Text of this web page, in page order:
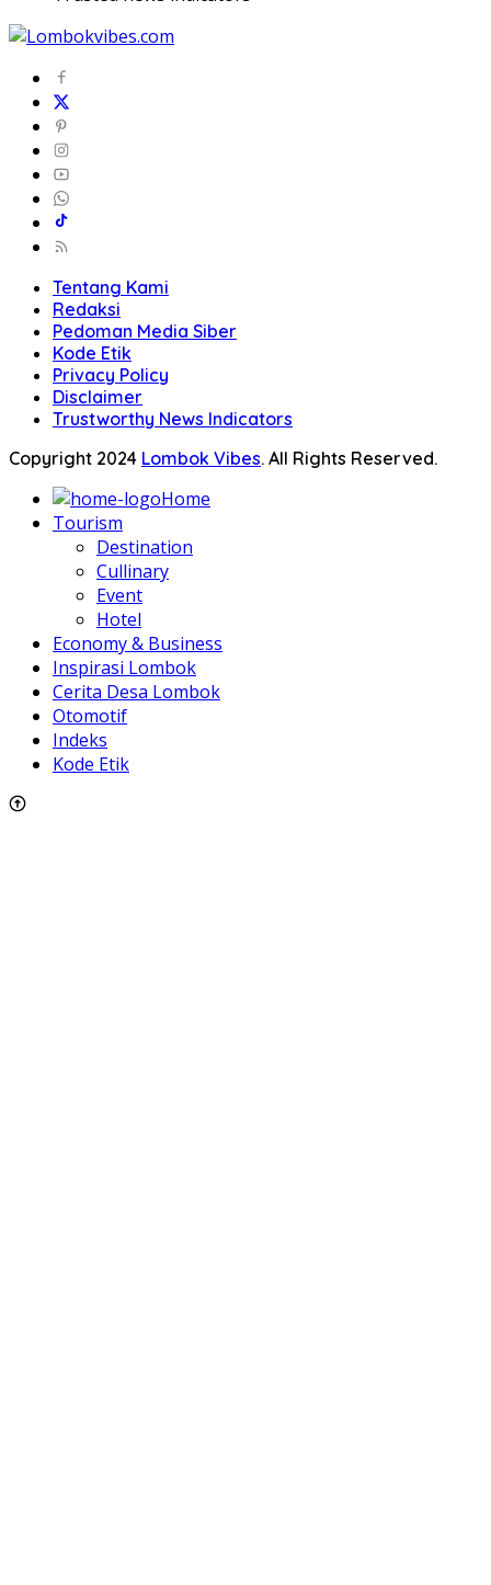
Tentang Kami
Redaksi
Pedoman Media Siber
Kode Etik
Privacy Policy
Disclaimer
Trustworthy News Indicators
Copyright 2024 Lombok Vibes. All Rights Reserved.
Home
Tourism
Destination
Cullinary
Event
Hotel
Economy & Business
Inspirasi Lombok
Cerita Desa Lombok
Otomotif
Indeks
Kode Etik